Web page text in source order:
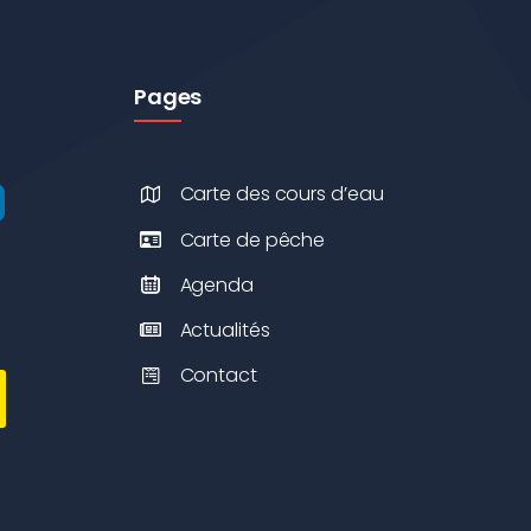
Pages
Carte des cours d’eau
Carte de pêche
Agenda
Actualités
Contact